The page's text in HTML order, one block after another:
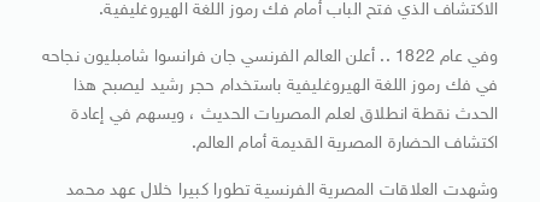
الاكتشاف الذي فتح الباب أمام فك رموز اللغة الهيروغليفية.
وفي عام 1822 .. أعلن العالم الفرنسي جان فرانسوا شامبليون نجاحه
في فك رموز اللغة الهيروغليفية باستخدام حجر رشيد ليصبح هذا
الحدث نقطة انطلاق لعلم المصريات الحديث ، ويسهم في إعادة
اكتشاف الحضارة المصرية القديمة أمام العالم.
وشهدت العلاقات المصرية الفرنسية تطورا كبيرا خلال عهد محمد